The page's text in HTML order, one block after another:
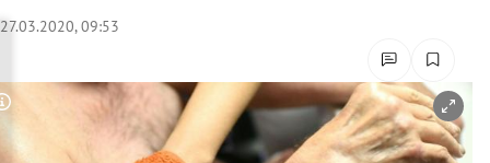
Untermenü
Untermenü
27.03.2020, 09:53
Copyright-Hinweis öffnen/schließen